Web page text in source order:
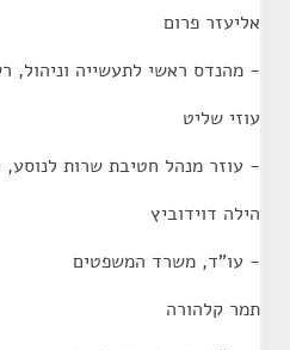
אליעזר פרום
- מהנדס ראשי לתעשייה וניהול,
עוזי שליט
- עוזר מנהל חטיבת שרות
הילה דוידוביץ
- עו"ד, משרד המשפטים
תמר קלהורה